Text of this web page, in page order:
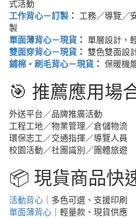
式活動
工作背心－訂製 ：
工務／導覽／
製
單面薄背心－現貨 ：
單層設計，
雙面穿背心－現貨 ： 雙色雙面設
鋪棉・刷毛背心－現貨 ： 保暖機
🎯 推薦應用場
外送平台／品牌推廣活動
工程工地／物業管理／倉儲物流
環保志工／交通指揮／導覽人員
校園活動／社團識別／團體旅遊
📦 現貨商品快
活動背心 ｜多色可選、支援印刷
單面薄背心 ｜輕量款、現貨供應